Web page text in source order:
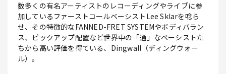
数多くの有名アーティストのレコーディングやライブに参
加しているファーストコールベーシストLee Sklarを唸ら
せ、その特徴的なFANNED-FRET SYSTEMやボディバラン
ス、ピックアップ配置など世界中の「通」なベーシストた
ちから高い評価を得ている、Dingwall（ディングウォー
ル）。